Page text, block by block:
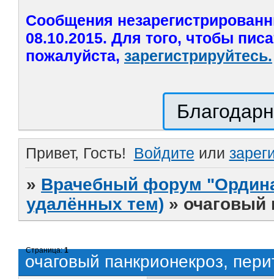
Сообщения
08.10.2015. Для того, чтобы
пожалуйста, зарегистрируйтесь.
Привет, Гость! Войдите или
» Врачебный форум
удалённых тем) » очаговый
очаговый панкрионекроз,
Страница:1